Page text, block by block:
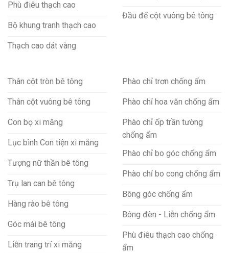
Phù điêu thạch cao
Bộ khung tranh thạch cao
Thạch cao dát vàng
Đầu đế cột vuông bê tông
Thân cột tròn bê tông
Thân cột vuông bê tông
Con bọ xi măng
Lục bình Con tiện xi măng
Tượng nữ thần bê tông
Trụ lan can bê tông
Hàng rào bê tông
Góc mái bê tông
Liễn trang trí xi măng
Phào chỉ trơn chống ẩm
Phào chỉ hoa văn chống ẩm
Phào chỉ ốp trần tường
chống ẩm
Phào chỉ bo góc chống ẩm
Phào chỉ bo cong chống ẩm
Bông góc chống ẩm
Bông đèn - Liễn chống ẩm
Phù điêu thạch cao chống
ẩm